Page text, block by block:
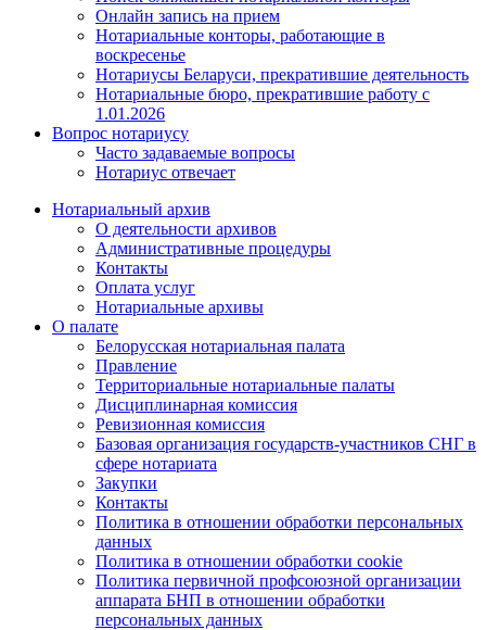
Онлайн запись на прием
Нотариальные конторы, работающие в
воскресенье
Нотариусы Беларуси, прекратившие деятельность
Нотариальные бюро, прекратившие работу с
1.01.2026
Вопрос нотариусу
Часто задаваемые вопросы
Нотариус отвечает
Нотариальный архив
О деятельности архивов
Административные процедуры
Контакты
Оплата услуг
Нотариальные архивы
О палате
Белорусская нотариальная палата
Правление
Территориальные нотариальные палаты
Дисциплинарная комиссия
Ревизионная комиссия
Базовая организация государств-участников СНГ в
сфере нотариата
Закупки
Контакты
Политика в отношении обработки персональных
данных
Политика в отношении обработки cookie
Политика первичной профсоюзной организации
аппарата БНП в отношении обработки
персональных данных